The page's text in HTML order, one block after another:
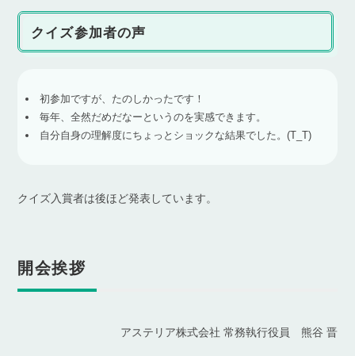
クイズ参加者の声
初参加ですが、たのしかったです！
毎年、全然だめだなーというのを実感できます。
自分自身の理解度にちょっとショックな結果でした。(T_T)
クイズ入賞者は後ほど発表しています。
開会挨拶
アステリア株式会社 常務執行役員 熊谷 晋